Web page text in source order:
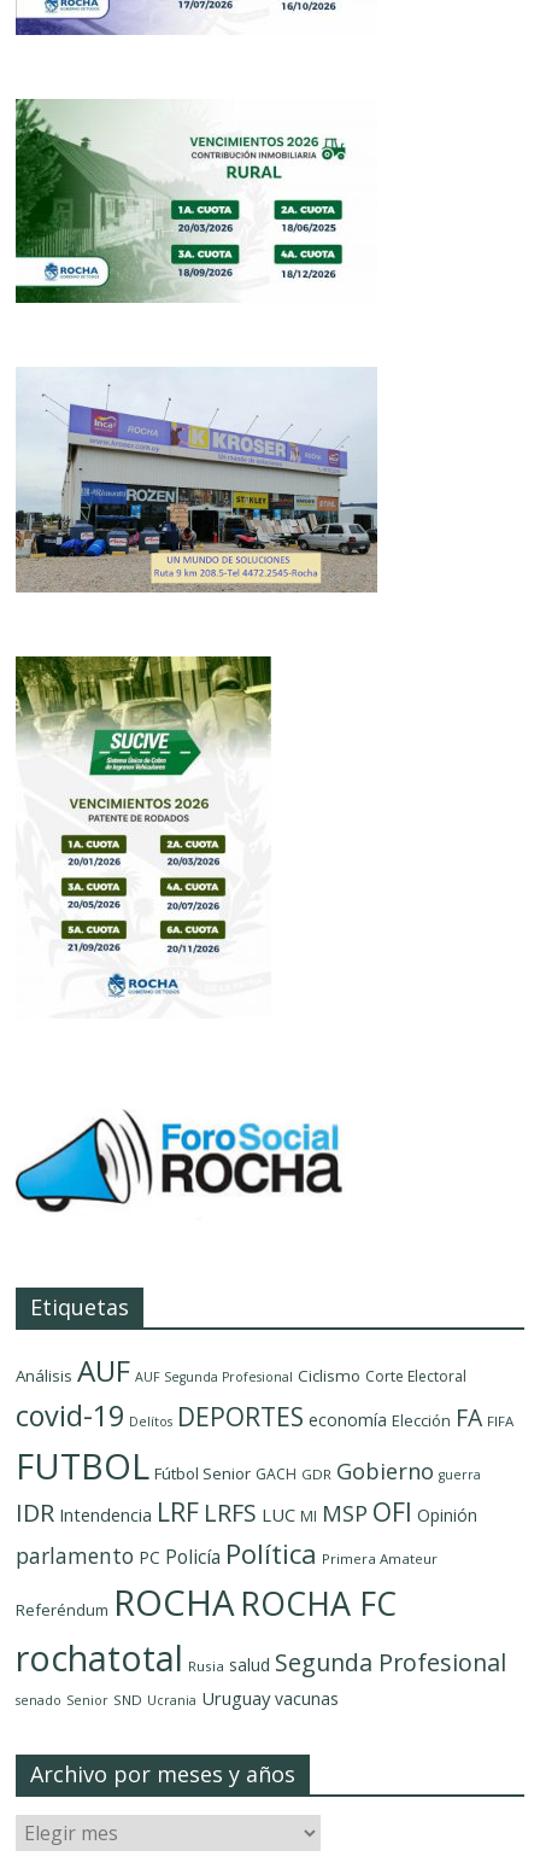
Etiquetas
Análisis AUF AUF Segunda Profesional Ciclismo Corte Electoral
covid-19 Delítos DEPORTES economía Elección FA FIFA
FUTBOL Fútbol Senior GACH GDR Gobierno guerra
IDR Intendencia LRF LRFS LUC MI MSP OFI Opinión
parlamento PC Policía Política Primera Amateur
Referéndum ROCHAROCHA FC
rochatotal Rusia salud Segunda Profesional
senado Senior SND Ucrania Uruguay vacunas
Archivo por meses y años